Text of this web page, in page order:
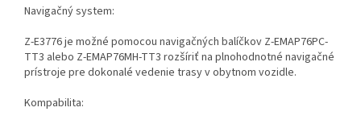
Navigačný system:
Z-E3776 je možné pomocou navigačných balíčkov Z-EMAP76PC-
TT3 alebo Z-EMAP76MH-TT3 rozšíriť na plnohodnotné navigačné
prístroje pre dokonalé vedenie trasy v obytnom vozidle.
Kompabilita: